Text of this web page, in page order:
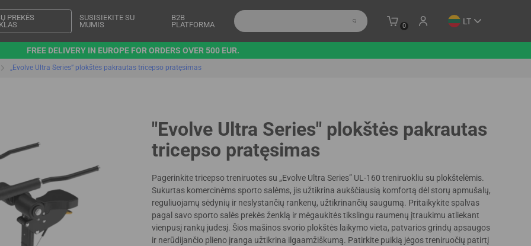
PREKĖS
SUSISIEKITE SU
MUMIS
B2B
PLATFORMA
0 LT
FREE DELIVERY IN EUROPE FOR ORDERS OVER 500 EUR.
„Evolve Ultra Series” plokštės pakrautas tricepso pratęsimas
"Evolve Ultra Series" plokštės pakrautas
tricepso pratęsimas
Pagerinkite tricepso treniruotes su „Evolve Ultra Series” UL-160 treniruokliu su plokštelėmis.
Sukurtas komercinėms sporto salėms, jis užtikrina aukščiausią komfortą dėl storų apmušalų,
reguliuojamų sėdynių ir neslystančių rankenų, užtikrinančių saugumą. Pritaikykite spalvas
pagal savo sporto salės prekės ženklą ir mėgaukitės tikslingu raumenų įtraukimu atliekant
vienpusį rankų judesį. Šios mašinos svorio plokštės laikymo vieta, patvarios grindų apsaugos
ir nerūdijančio plieno įranga užtikrina ilgaamžiškumą. Patirkite puikią jėgos treniruočių patirtį